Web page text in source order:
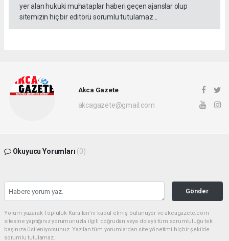
yer alan hukuki muhataplar haberi geçen ajanslar olup
sitemizin hiç bir editörü sorumlu tutulamaz...
Akca Gazete
akcagazete@gmail.com
Okuyucu Yorumları (0)
Gönder
Yorum yazarak Topluluk Kuralları’nı kabul etmiş bulunuyor ve akcagazete.com
sitesine yaptığınız yorumunuzla ilgili doğrudan veya dolaylı tüm sorumluluğu tek
başınıza üstleniyorsunuz. Yazılan tüm yorumlardan site yönetimi hiçbir şekilde
sorumlu tutulamaz.